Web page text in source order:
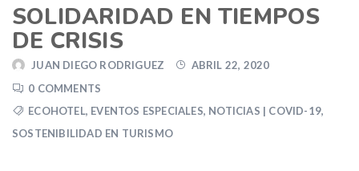
SOLIDARIDAD EN TIEMPOS
DE CRISIS
JUAN DIEGO RODRIGUEZ
ABRIL 22, 2020
0 COMMENTS
ECOHOTEL, EVENTOS ESPECIALES, NOTICIAS | COVID-19,
SOSTENIBILIDAD EN TURISMO